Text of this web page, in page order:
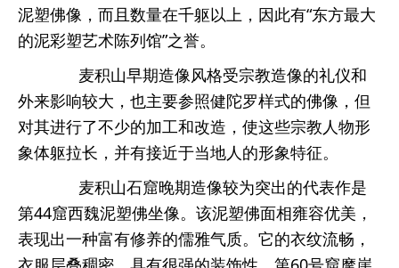
泥塑佛像，而且数量在千躯以上，因此有“东方最大
的泥彩塑艺术陈列馆”之誉。
麦积山早期造像风格受宗教造像的礼仪和
外来影响较大，也主要参照健陀罗样式的佛像，但
对其进行了不少的加工和改造，使这些宗教人物形
象体躯拉长，并有接近于当地人的形象特征。
麦积山石窟晚期造像较为突出的代表作是
第44窟西魏泥塑佛坐像。该泥塑佛面相雍容优美，
表现出一种富有修养的儒雅气质。它的衣纹流畅，